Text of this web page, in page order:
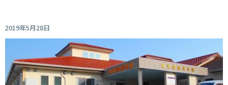
2019年5月28日